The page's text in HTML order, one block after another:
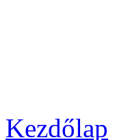
Kezdőlap